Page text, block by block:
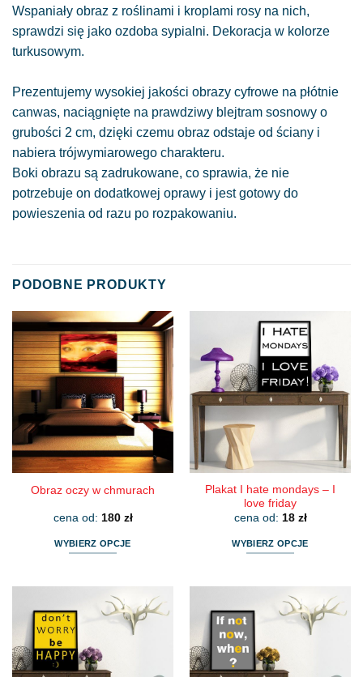
Wspaniały obraz z roślinami i kroplami rosy na nich,
sprawdzi się jako ozdoba sypialni. Dekoracja w kolorze
turkusowym.
Prezentujemy wysokiej jakości obrazy cyfrowe na płótnie
canwas, naciągnięte na prawdziwy blejtram sosnowy o
grubości 2 cm, dzięki czemu obraz odstaje od ściany i
nabiera trójwymiarowego charakteru.
Boki obrazu są zadrukowane, co sprawia, że nie
potrzebuje on dodatkowej oprawy i jest gotowy do
powieszenia od razu po rozpakowaniu.
PODOBNE PRODUKTY
Obraz oczy w chmurach
cena od: 180 zł
WYBIERZ OPCJE
wiele
wariantów.
Opcje
można
Plakat I hate mondays – I
love friday
cena od: 18 zł
WYBIERZ OPCJE
wiele
wariantów.
Opcje
można